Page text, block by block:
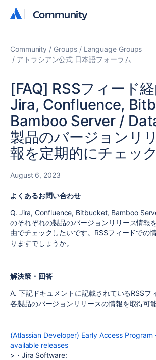
Community
Community
Community Groups
Language Groups
アトラシアン公式 日本語フォーラム
[FAQ] RSSフィード経
Jira, Confluence,
Bamboo Server /
製品のバージョンリ
報を定期的にチェッ
August 6, 2023
よくあるお問い合わせ
Q. Jira, Confluence, Bitbucket, Bamboo
のそれぞれの製品のバージョンリリース情報
由でチェックしたいです。RSSフィードでの
りますでしょうか。
解決策・回答
A. 下記ドキュメントに記載されているRSSフ
各製品のバージョンリリースの情報を取得可能
(Atlassian Developer) Early Access Program
available releases
>・Jira Software: